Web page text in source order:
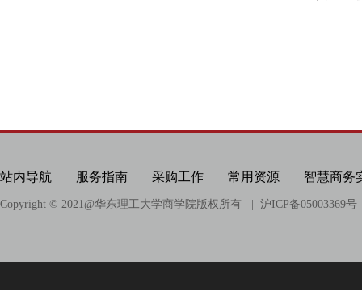
站内导航 服务指南 采购工作 常用资源 智慧商务
Copyright © 2021@华东理工大学商学院版权所有 | 沪ICP备05003369号